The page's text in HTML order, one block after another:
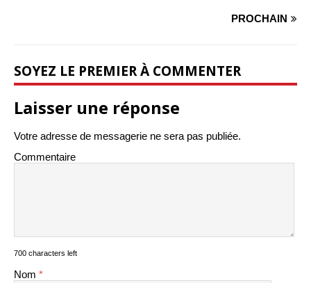
PROCHAIN
SOYEZ LE PREMIER À COMMENTER
Laisser une réponse
Votre adresse de messagerie ne sera pas publiée.
Commentaire
700 characters left
Nom *